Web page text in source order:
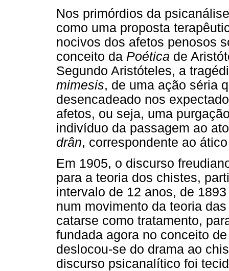
Nos primórdios da
como uma proposta
nocivos dos afetos penosos
conceito da Poética de
Segundo Aristóteles, a
mimesis, de uma ação séria
desencadeado nos
afetos, ou seja, uma
indivíduo da passagem ao
drân, correspondente ao
Em 1905, o discurso
para a teoria dos chistes,
intervalo de 12 anos, de
num movimento da teoria
catarse como tratamento,
fundada agora no conceito
deslocou-se do drama ao
discurso psicanalítico foi